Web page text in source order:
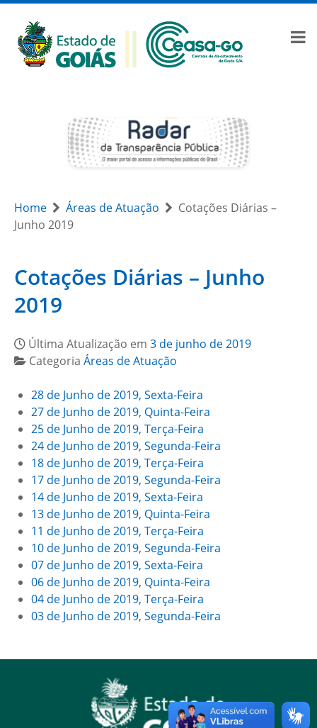
Home Áreas de Atuação
Cotações Diárias –
Junho 2019
Cotações Diárias – Junho
2019
Última Atualização em 3 de junho de 2019
Categoria Áreas de Atuação
28 de Junho de 2019, Sexta-Feira
27 de Junho de 2019, Quinta-Feira
25 de Junho de 2019, Terça-Feira
24 de Junho de 2019, Segunda-Feira
18 de Junho de 2019, Terça-Feira
17 de Junho de 2019, Segunda-Feira
14 de Junho de 2019, Sexta-Feira
13 de Junho de 2019, Quinta-Feira
11 de Junho de 2019, Terça-Feira
10 de Junho de 2019, Segunda-Feira
07 de Junho de 2019, Sexta-Feira
06 de Junho de 2019, Quinta-Feira
04 de Junho de 2019, Terça-Feira
03 de Junho de 2019, Segunda-Feira